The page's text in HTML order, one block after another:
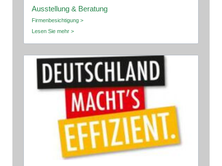
Ausstellung & Beratung
Firmenbesichtigung >
Lesen Sie mehr >